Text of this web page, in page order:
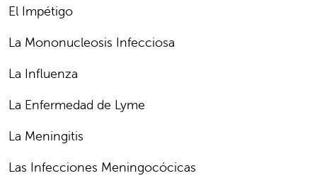
El Impétigo
La Mononucleosis Infecciosa
La Influenza
La Enfermedad de Lyme
La Meningitis
Las Infecciones Meningocócicas